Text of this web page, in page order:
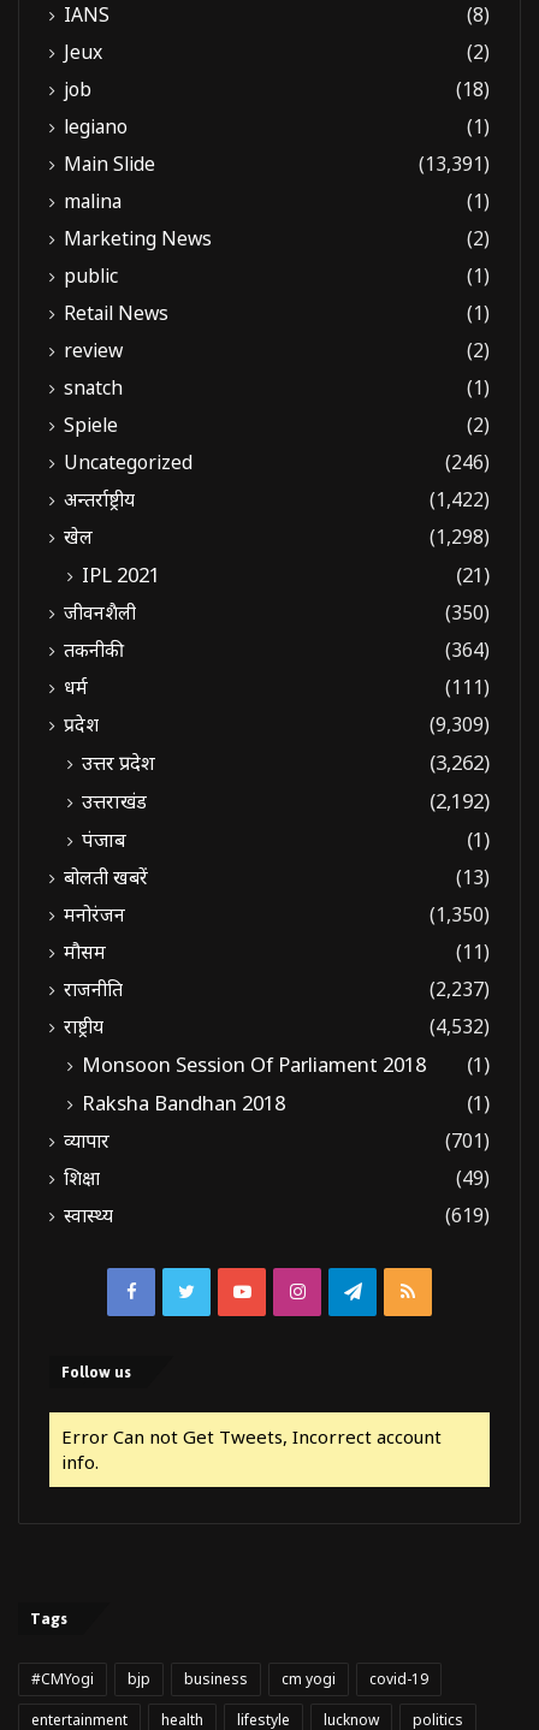
IANS
(8)
Jeux
(2)
job
(18)
legiano
(1)
Main Slide
(13,391)
malina
(1)
Marketing News
(2)
public
(1)
Retail News
(1)
review
(2)
snatch
(1)
Spiele
(2)
Uncategorized
(246)
अन्तर्राष्ट्रीय
(1,422)
खेल
(1,298)
IPL 2021 (21)
जीवनशैली
(350)
तकनीकी
(364)
धर्म
(111)
प्रदेश
(9,309)
उत्तर प्रदेश
(3,262)
उत्तराखंड
(2,192)
पंजाब
(1)
बोलती खबरें
(13)
मनोरंजन
(1,350)
मौसम
(11)
राजनीति
(2,237)
राष्ट्रीय
(4,532)
Monsoon Session Of Parliament 2018
(1)
Raksha Bandhan 2018
(1)
व्यापार
(701)
शिक्षा
(49)
स्वास्थ्य
(619)
FacebookTwitterYouTubeInstagramTelegram
RSS
Follow us
Error Can not Get Tweets, Incorrect account
info.
Tags
#CMYogi bjp business cm yogi
covid-19
entertainment
health lifestyle lucknow politics